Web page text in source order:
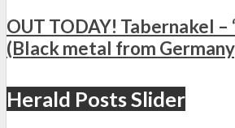
OUT TODAY! Tabernakel –
(Black metal from
Herald Posts Slider